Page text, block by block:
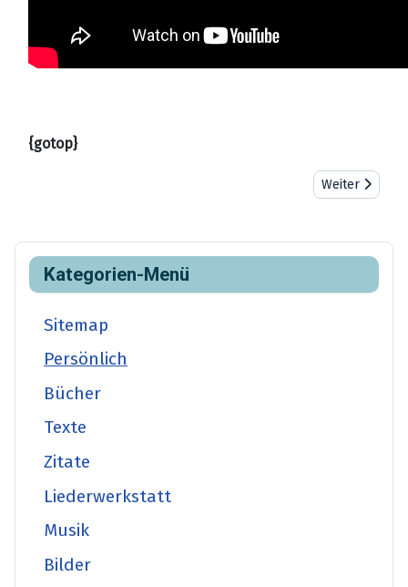
{gotop}
Nächster
Weiter
Kategorien-Menü
Sitemap
Persönlich
Bücher
Texte
Zitate
Liederwerkstatt
Musik
Bilder